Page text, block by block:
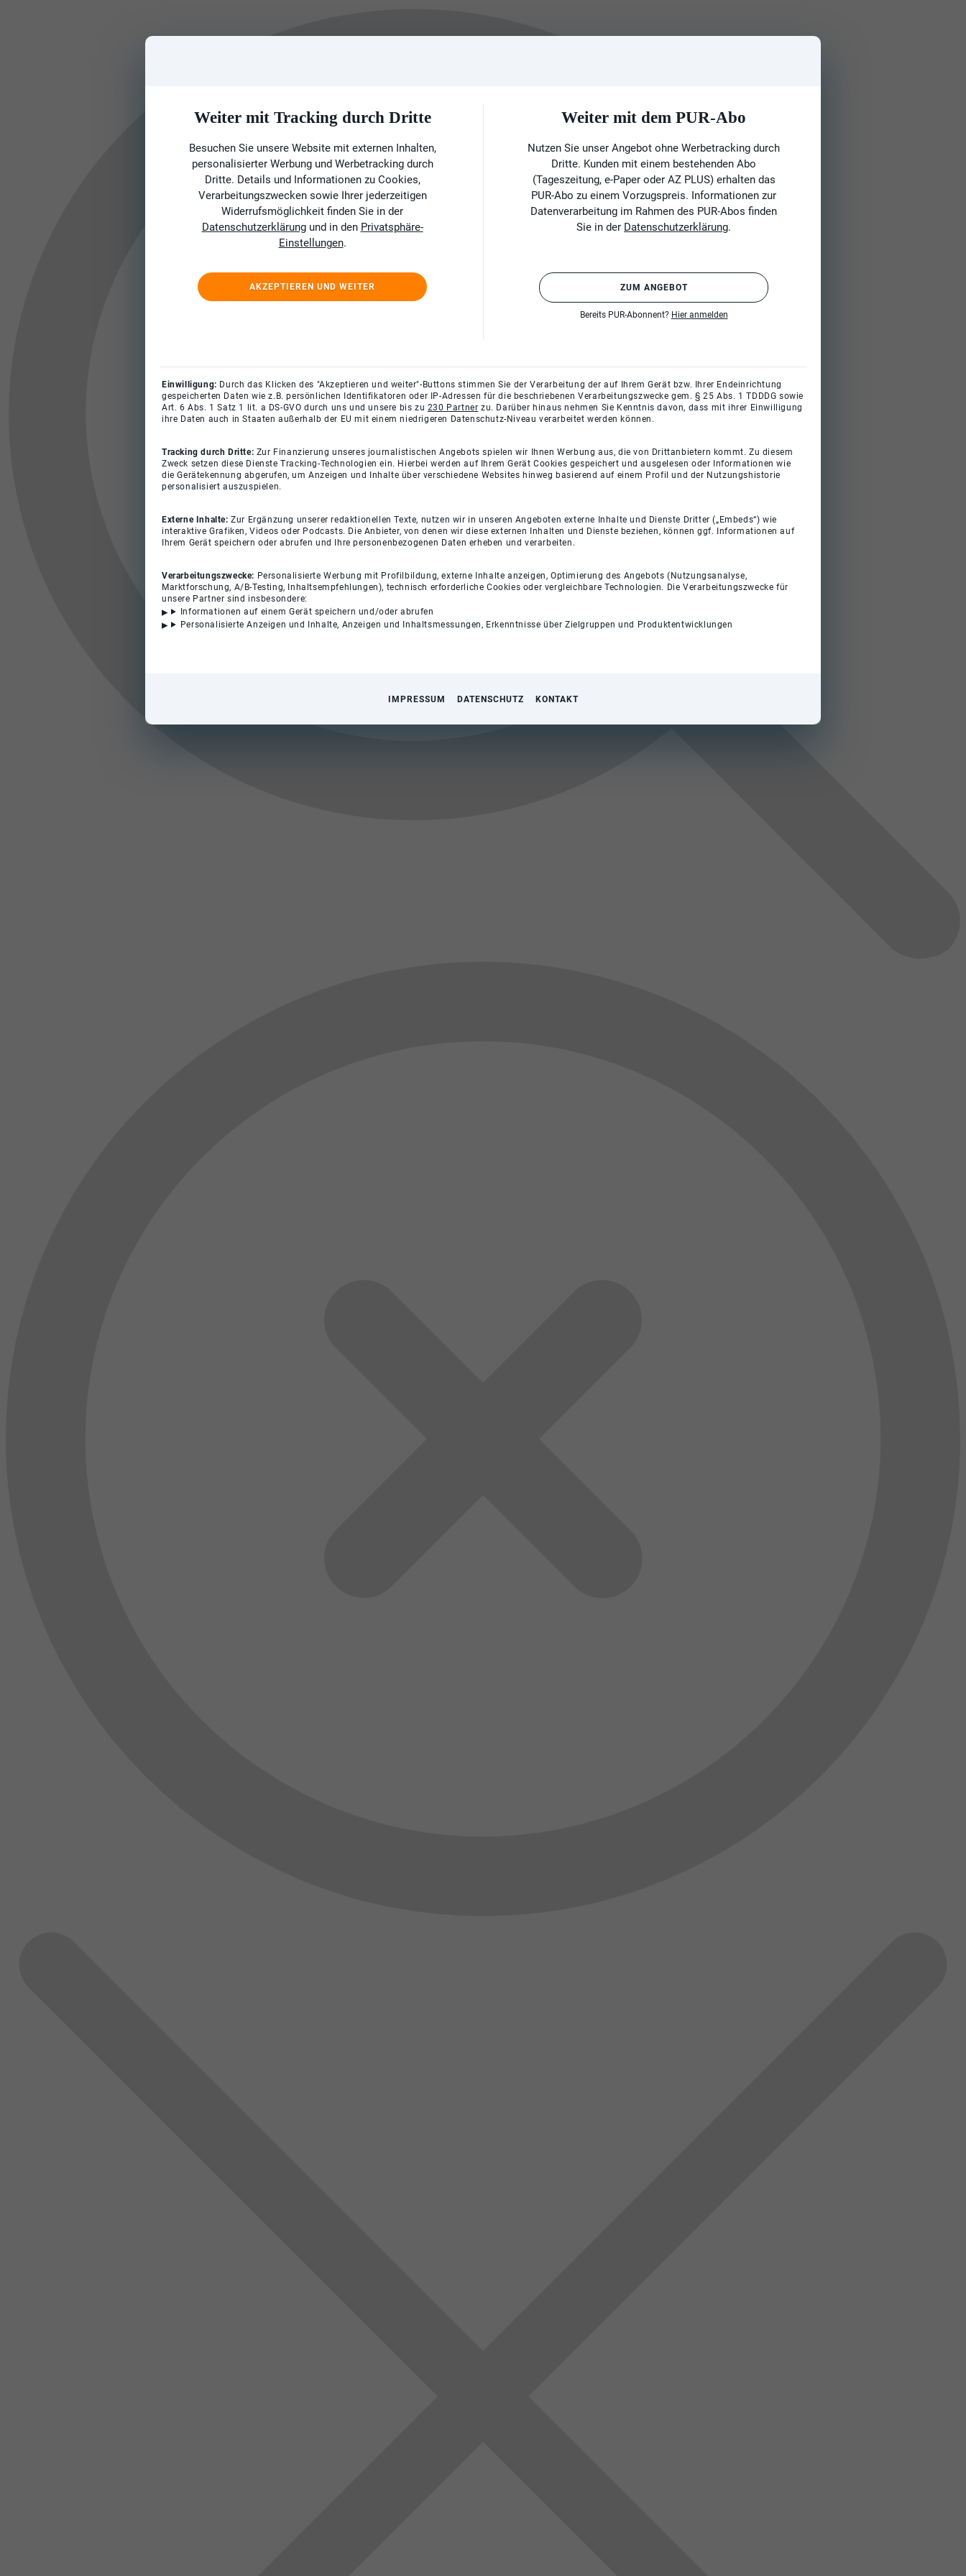
Weiter mit Tracking durch Dritte
Besuchen Sie unsere Website mit externen Inhalten,
personalisierter Werbung und Werbetracking durch
Dritte. Details und Informationen zu Cookies,
Verarbeitungszwecken sowie Ihrer jederzeitigen
Widerrufsmöglichkeit finden Sie in der
Datenschutzerklärungund in den Privatsphäre-
Einstellungen.
AKZEPTIEREN UND WEITER
Weiter mit dem PUR-Abo
Nutzen Sie unser Angebot ohne Werbetracking durch
Dritte. Kunden mit einem bestehenden Abo
(Tageszeitung, e-Paper oder AZ PLUS) erhalten das
PUR-Abo zu einem Vorzugspreis. Informationen zur
Datenverarbeitung im Rahmen des PUR-Abos finden
Sie in der Datenschutzerklärung.
ZUM ANGEBOT
Bereits PUR-Abonnent? Hier anmelden
Einwilligung: Durch das Klicken des "Akzeptieren und weiter"-Buttons stimmen Sie der Verarbeitung der auf Ihrem Gerät bzw. Ihrer Endeinrichtung
gespeicherten Daten wie z.B. persönlichen Identifikatoren oder IP-Adressen für die beschriebenen Verarbeitungszwecke gem. § 25 Abs. 1 TDDDG sowie
Art. 6 Abs. 1 Satz 1 lit. a DS-GVO durch uns und unsere bis zu 230 Partner zu. Darüber hinaus nehmen Sie Kenntnis davon, dass mit ihrer Einwilligung
ihre Daten auch in Staaten außerhalb der EU mit einem niedrigeren Datenschutz-Niveau verarbeitet werden können.
Tracking durch Dritte: Zur Finanzierung unseres journalistischen Angebots spielen wir Ihnen Werbung aus, die von Drittanbietern kommt. Zu diesem
Zweck setzen diese Dienste Tracking-Technologien ein. Hierbei werden auf Ihrem Gerät Cookies gespeichert und ausgelesen oder Informationen wie
die Gerätekennung abgerufen, um Anzeigen und Inhalte über verschiedene Websites hinweg basierend auf einem Profil und der Nutzungshistorie
personalisiert auszuspielen.
Externe Inhalte:Zur Ergänzung unserer redaktionellen Texte, nutzen wir in unseren Angeboten externe Inhalte und Dienste Dritter („Embeds“) wie
interaktive Grafiken, Videos oder Podcasts. Die Anbieter, von denen wir diese externen Inhalten und Dienste beziehen, können ggf. Informationen auf
Ihrem Gerät speichern oder abrufen und Ihre personenbezogenen Daten erheben und verarbeiten.
Verarbeitungszwecke: Personalisierte Werbung mit Profilbildung, externe Inhalte anzeigen, Optimierung des Angebots (Nutzungsanalyse,
Marktforschung, A/B-Testing, Inhaltsempfehlungen), technisch erforderliche Cookies oder vergleichbare Technologien. Die Verarbeitungszwecke für
unsere Partner sind insbesondere:
Informationen auf einem Gerät speichern und/oder abrufen
Personalisierte Anzeigen und Inhalte, Anzeigen und Inhaltsmessungen, Erkenntnisse über Zielgruppen und Produktentwicklungen
IMPRESSUM DATENSCHUTZ KONTAKT